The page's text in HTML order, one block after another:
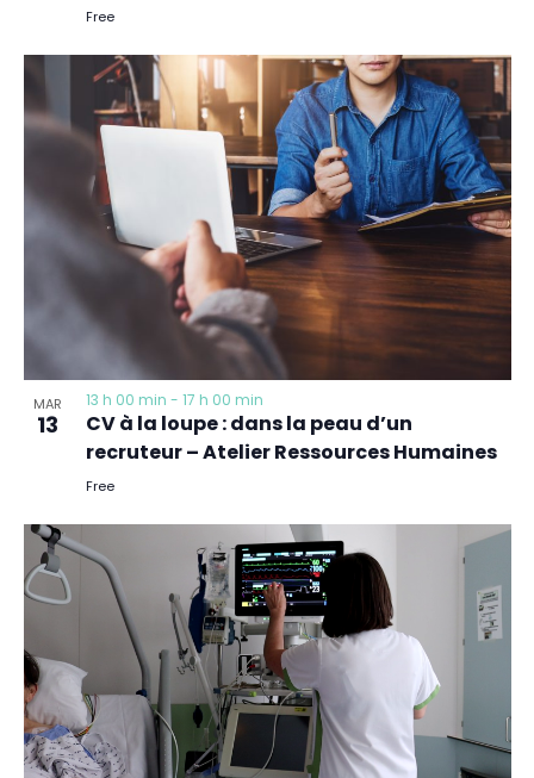
Free
MAR
13
13 h 00 min - 17 h 00 min
CV à la loupe : dans la peau d’un
recruteur – Atelier Ressources Humaines
Free